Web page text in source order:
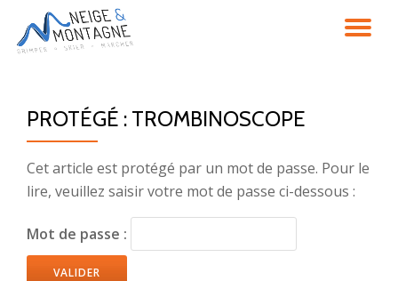
Aller
PROTÉGÉ : TROMBINOSCOPE
Cet article est protégé par un mot de passe. Pour le
lire, veuillez saisir votre mot de passe ci-dessous :
Mot de passe :